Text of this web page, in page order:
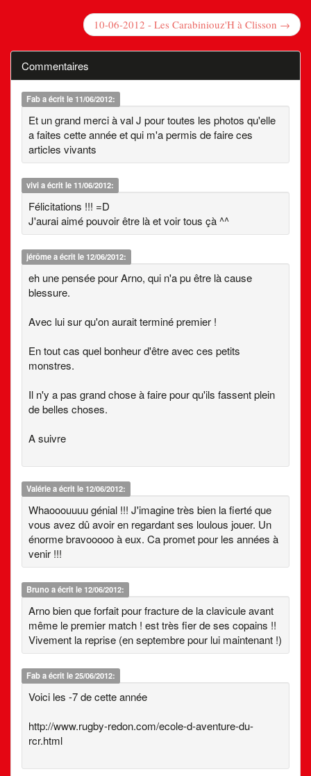
10-06-2012 - Les Carabiniouz'H à Clisson →
Commentaires
Faba écrit le 11/06/2012:
Et un grand merci à val J pour toutes les photos qu'elle
a faites cette année et qui m'a permis de faire ces
articles vivants
vivia écrit le 11/06/2012:
Félicitations !!! =D
J'aurai aimé pouvoir être là et voir tous çà ^^
jérômea écrit le 12/06/2012:
eh une pensée pour Arno, qui n'a pu être là cause
blessure.
Avec lui sur qu'on aurait terminé premier !
En tout cas quel bonheur d'être avec ces petits
monstres.
Il n'y a pas grand chose à faire pour qu'ils fassent plein
de belles choses.
A suivre
Valériea écrit le 12/06/2012:
Whaooouuuu génial !!! J'imagine très bien la fierté que
vous avez dû avoir en regardant ses loulous jouer. Un
énorme bravooooo à eux. Ca promet pour les années à
venir !!!
Brunoa écrit le 12/06/2012:
Arno bien que forfait pour fracture de la clavicule avant
même le premier match ! est très fier de ses copains !!
Vivement la reprise (en septembre pour lui maintenant !)
Faba écrit le 25/06/2012:
Voici les -7 de cette année
http://www.rugby-redon.com/ecole-d-aventure-du-
rcr.html